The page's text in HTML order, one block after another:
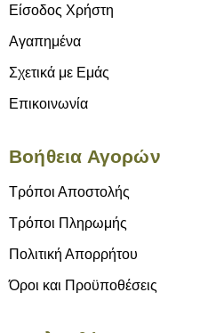
Είσοδος Χρήστη
Αγαπημένα
Σχετικά με Εμάς
Επικοινωνία
Βοήθεια Αγορών
Τρόποι Αποστολής
Τρόποι Πληρωμής
Πολιτική Απορρήτου
Όροι και Προϋποθέσεις